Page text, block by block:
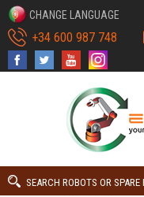
CHANGE LANGUAGE
+34 600 987 748
SEARCH ROBOTS OR SPARE